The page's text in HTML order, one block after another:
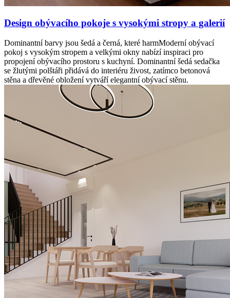
Design obývacího pokoje s vysokými stropy a galerií
Dominantní barvy jsou šedá a černá, které harmModerní obývací
pokoj s vysokým stropem a velkými okny nabízí inspiraci pro
propojení obývacího prostoru s kuchyní. Dominantní šedá sedačka
se žlutými polštáři přidává do interiéru živost, zatímco betonová
stěna a dřevěné obložení vytváří elegantní obývací stěnu.